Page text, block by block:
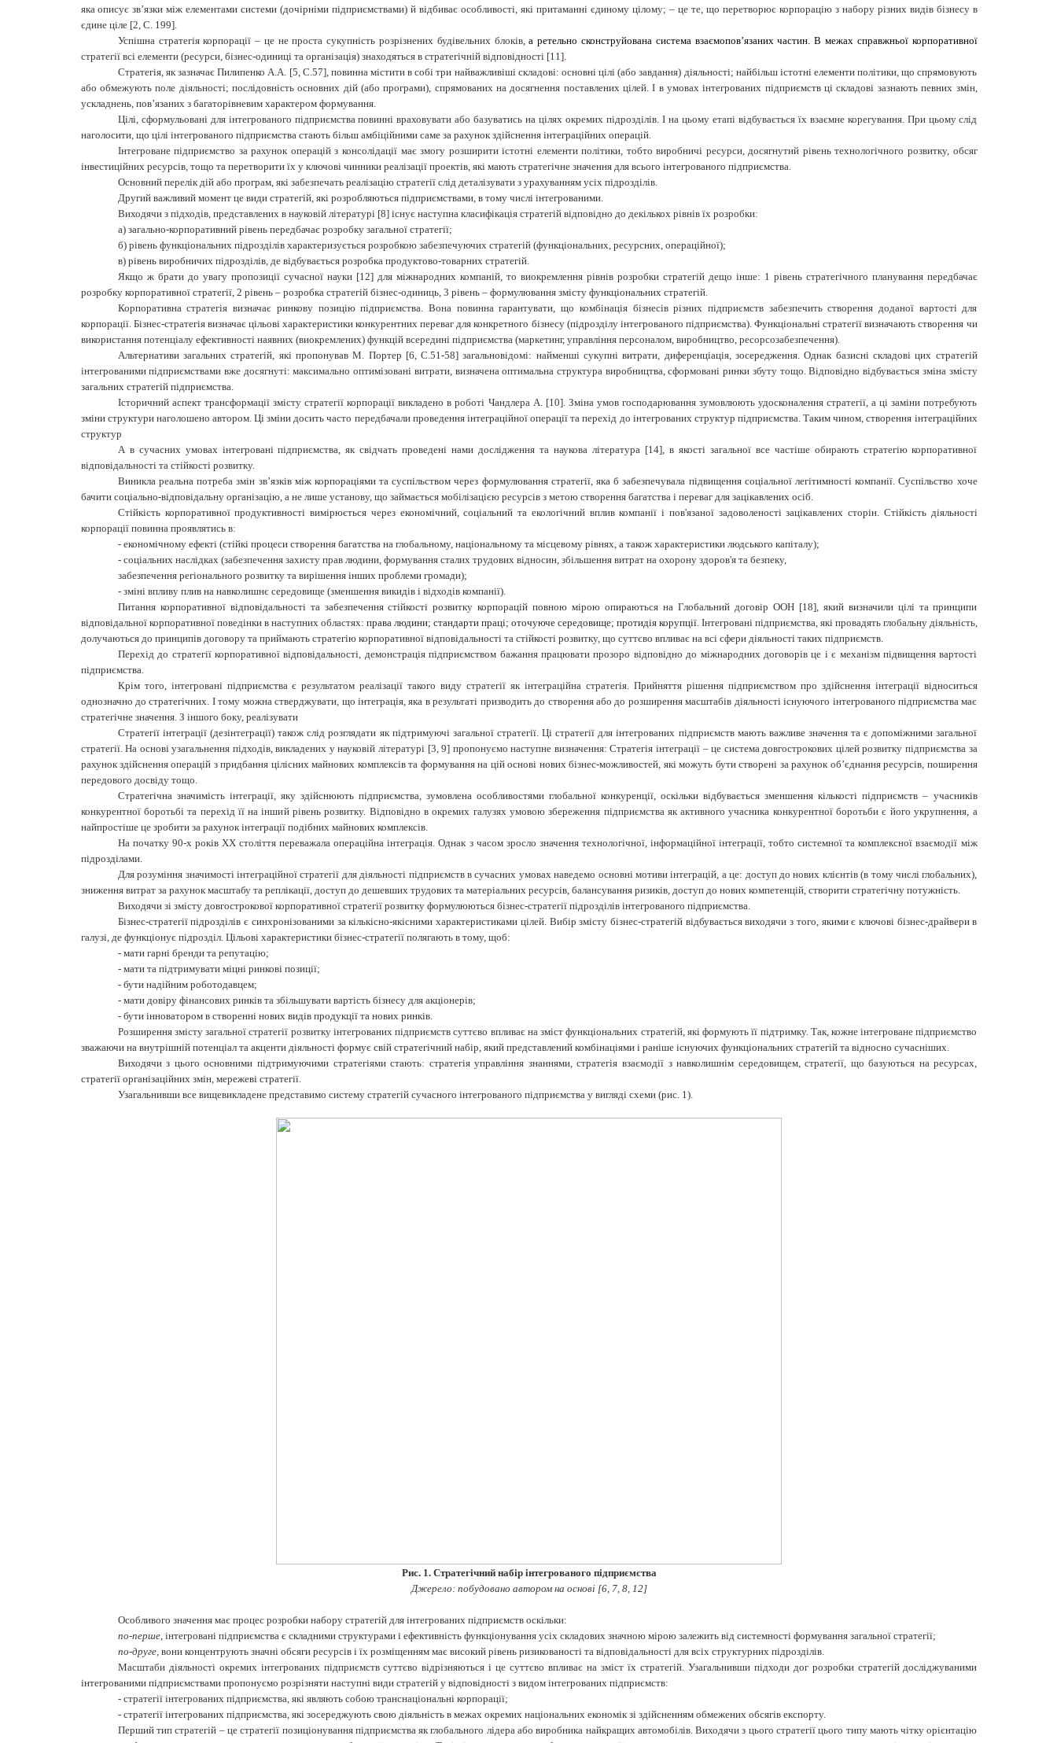
яка описує зв’язки між елементами системи (дочірніми підприємствами) й відбиває особливості, які притаманні єдиному цілому; – це те, що перетворює корпорацію з набору різних видів бізнесу в
єдине ціле [2, С. 199].
Успішна стратегія корпорації – це не проста сукупність розрізнених будівельних блоків,а ретельно сконструйована система взаємопов’язаних частин. В межах справжньої корпоративної
стратегії всі елементи (ресурси, бізнес-одиниці та організація) знаходяться в стратегічній відповідності [11].
Стратегія, як зазначає Пилипенко А.А. [5, С.57], повинна містити в собі три найважливіші складові: основні цілі (або завдання) діяльності; найбільш істотні елементи політики, що спрямовують
або обмежують поле діяльності; послідовність основних дій (або програми), спрямованих на досягнення поставлених цілей. І в умовах інтегрованих підприємств ці складові зазнають певних змін,
ускладнень, пов’язаних з багаторівневим характером формування.
Цілі, сформульовані для інтегрованого підприємства повинні враховувати або базуватись на цілях окремих підрозділів. І на цьому етапі відбувається їх взаємне корегування. При цьому слід
наголосити, що цілі інтегрованого підприємства стають більш амбіційними саме за рахунок здійснення інтеграційних операцій.
Інтегроване підприємство за рахунок операцій з консолідації має змогу розширити істотні елементи політики, тобто виробничі ресурси, досягнутий рівень технологічного розвитку, обсяг
інвестиційних ресурсів, тощо та перетворити їх у ключові чинники реалізації проектів, які мають стратегічне значення для всього інтегрованого підприємства.
Основний перелік дій або програм, які забезпечать реалізацію стратегії слід деталізувати з урахуванням усіх підрозділів.
Другий важливий момент це види стратегій, які розробляються підприємствами, в тому числі інтегрованими.
Виходячи з підходів, представлених в науковій літературі [8] існує наступна класифікація стратегій відповідно до декількох рівнів їх розробки:
а) загально-корпоративний рівень передбачає розробку загальної стратегії;
б) рівень функціональних підрозділів характеризується розробкою забезпечуючих стратегій (функціональних, ресурсних, операційної);
в) рівень виробничих підрозділів, де відбувається розробка продуктово-товарних стратегій.
Якщо ж брати до увагу пропозиції сучасної науки [12] для міжнародних компаній, то виокремлення рівнів розробки стратегій дещо інше: 1 рівень стратегічного планування передбачає
розробку корпоративної стратегії, 2 рівень – розробка стратегій бізнес-одиниць, 3 рівень – формулювання змісту функціональних стратегій.
Корпоративна стратегія визначає ринкову позицію підприємства. Вона повинна гарантувати, що комбінація бізнесів різних підприємств забезпечить створення доданої вартості для
корпорації. Бізнес-стратегія визначає цільові характеристики конкурентних переваг для конкретного бізнесу (підрозділу інтегрованого підприємства). Функціональні стратегії визначають створення чи
використання потенціалу ефективності наявних (виокремлених) функцій всередині підприємства (маркетинг, управління персоналом, виробництво, ресорсозабезпечення).
Альтернативи загальних стратегій, які пропонував М. Портер [6, С.51-58] загальновідомі: найменші сукупні витрати, диференціація, зосередження. Однак базисні складові цих стратегій
інтегрованими підприємствами вже досягнуті: максимально оптимізовані витрати, визначена оптимальна структура виробництва, сформовані ринки збуту тощо. Відповідно відбувається зміна змісту
загальних стратегій підприємства.
Історичний аспект трансформації змісту стратегії корпорації викладено в роботі Чандлера А. [10]. Зміна умов господарювання зумовлюють удосконалення стратегії, а ці заміни потребують
зміни структури наголошено автором. Ці зміни досить часто передбачали проведення інтеграційної операції та перехід до інтегрованих структур підприємства. Таким чином, створення інтеграційних
структур
А в сучасних умовах інтегровані підприємства, як свідчать проведені нами дослідження та наукова література [14], в якості загальної все частіше обирають стратегію корпоративної
відповідальності та стійкості розвитку.
Виникла реальна потреба змін зв’язків між корпораціями та суспільством через формулювання стратегії, яка б забезпечувала підвищення соціальної легітимності компанії. Суспільство хоче
бачити соціально-відповідальну організацію, а не лише установу, що займається мобілізацією ресурсів з метою створення багатства і переваг для зацікавлених осіб.
Стійкість корпоративної продуктивності вимірюється через економічний, соціальний та екологічний вплив компанії і пов'язаної задоволеності зацікавлених сторін. Стійкість діяльності
корпорації повинна проявлятись в:
- економічному ефекті (стійкі процеси створення багатства на глобальному, національному та місцевому рівнях, а також характеристики людського капіталу);
- соціальних наслідках (забезпечення захисту прав людини, формування сталих трудових відносин, збільшення витрат на охорону здоров'я та безпеку,
забезпечення регіонального розвитку та вирішення інших проблеми громади);
- зміні впливу плив на навколишнє середовище (зменшення викидів і відходів компанії).
Питання корпоративної відповідальності та забезпечення стійкості розвитку корпорацій повною мірою опираються на Глобальний договір ООН [18], який визначили цілі та принципи
відповідальної корпоративної поведінки в наступних областях: права людини; стандарти праці; оточуюче середовище; протидія корупції. Інтегровані підприємства, які провадять глобальну діяльність,
долучаються до принципів договору та приймають стратегію корпоративної відповідальності та стійкості розвитку, що суттєво впливає на всі сфери діяльності таких підприємств.
Перехід до стратегії корпоративної відповідальності, демонстрація підприємством бажання працювати прозоро відповідно до міжнародних договорів це і є механізм підвищення вартості
підприємства.
Крім того, інтегровані підприємства є результатом реалізації такого виду стратегії як інтеграційна стратегія. Прийняття рішення підприємством про здійснення інтеграції відноситься
однозначно до стратегічних. І тому можна стверджувати, що інтеграція, яка в результаті призводить до створення або до розширення масштабів діяльності існуючого інтегрованого підприємства має
стратегічне значення. З іншого боку, реалізувати
Стратегії інтеграції (дезінтеграції) також слід розглядати як підтримуючі загальної стратегії. Ці стратегії для інтегрованих підприємств мають важливе значення та є допоміжними загальної
стратегії. На основі узагальнення підходів, викладених у науковій літературі [3, 9] пропонуємо наступне визначення: Стратегія інтеграції – це система довгострокових цілей розвитку підприємства за
рахунок здійснення операцій з придбання цілісних майнових комплексів та формування на цій основі нових бізнес-можливостей, які можуть бути створені за рахунок об’єднання ресурсів, поширення
передового досвіду тощо.
Стратегічна значимість інтеграції, яку здійснюють підприємства, зумовлена особливостями глобальної конкуренції, оскільки відбувається зменшення кількості підприємств – учасників
конкурентної боротьбі та перехід її на інший рівень розвитку. Відповідно в окремих галузях умовою збереження підприємства як активного учасника конкурентної боротьби є його укрупнення, а
найпростіше це зробити за рахунок інтеграції подібних майнових комплексів.
На початку 90-х років ХХ століття переважала операційна інтеграція. Однак з часом зросло значення технологічної, інформаційної інтеграції, тобто системної та комплексної взаємодії між
підрозділами.
Для розуміння значимості інтеграційної стратегії для діяльності підприємств в сучасних умовах наведемо основні мотиви інтеграцій, а це: доступ до нових клієнтів (в тому числі глобальних),
зниження витрат за рахунок масштабу та реплікації, доступ до дешевших трудових та матеріальних ресурсів, балансування ризиків, доступ до нових компетенцій, створити стратегічну потужність.
Виходячи зі змісту довгострокової корпоративної стратегії розвитку формулюються бізнес-стратегії підрозділів інтегрованого підприємства.
Бізнес-стратегії підрозділів є синхронізованими за кількісно-якісними характеристиками цілей. Вибір змісту бізнес-стратегій відбувається виходячи з того, якими є ключові бізнес-драйвери в
галузі, де функціонує підрозділ. Цільові характеристики бізнес-стратегії полягають в тому, щоб:
- мати гарні бренди та репутацію;
- мати та підтримувати міцні ринкові позиції;
- бути надійним роботодавцем;
- мати довіру фінансових ринків та збільшувати вартість бізнесу для акціонерів;
- бути інноватором в створенні нових видів продукції та нових ринків.
Розширення змісту загальної стратегії розвитку інтегрованих підприємств суттєво впливає на зміст функціональних стратегій, які формують її підтримку. Так, кожне інтегроване підприємство
зважаючи на внутрішній потенціал та акценти діяльності формує свій стратегічний набір, який представлений комбінаціями і раніше існуючих функціональних стратегій та відносно сучасніших.
Виходячи з цього основними підтримуючими стратегіями стають: стратегія управління знаннями, стратегія взаємодії з навколишнім середовищем, стратегії, що базуються на ресурсах,
стратегії організаційних змін, мережеві стратегії.
Узагальнивши все вищевикладене представимо систему стратегій сучасного інтегрованого підприємства у вигляді схеми (рис. 1).
Рис. 1. Стратегічний набір інтегрованого підприємства
Джерело: побудовано автором на основі [6, 7, 8, 12]
Особливого значення має процес розробки набору стратегій для інтегрованих підприємств оскільки:
по-перше, інтегровані підприємства є складними структурами і ефективність функціонування усіх складових значною мірою залежить від системності формування загальної стратегії;
по-друге,вони концентрують значні обсяги ресурсів і їх розміщенням має високий рівень ризикованості та відповідальності для всіх структурних підрозділів.
Масштаби діяльності окремих інтегрованих підприємств суттєво відрізняються і це суттєво впливає на зміст їх стратегій. Узагальнивши підходи дог розробки стратегій досліджуваними
інтегрованими підприємствами пропонуємо розрізняти наступні види стратегій у відповідності з видом інтегрованих підприємств:
- стратегії інтегрованих підприємства, які являють собою транснаціональні корпорації;
- стратегії інтегрованих підприємства, які зосереджують свою діяльність в межах окремих національних економік зі здійсненням обмежених обсягів експорту.
Перший тип стратегій – це стратегії позиціонування підприємства як глобального лідера або виробника найкращих автомобілів. Виходячи з цього стратегії цього типу мають чітку орієнтацію